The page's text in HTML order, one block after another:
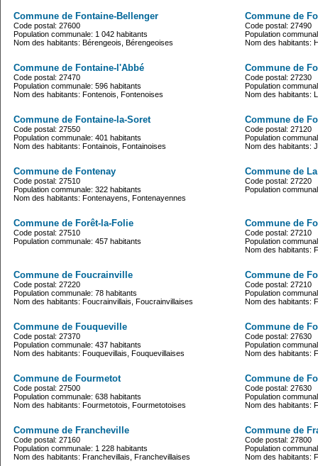
Commune de Fontaine-Bellenger
Code postal: 27600
Population communale: 1 042 habitants
Nom des habitants: Bérengeois, Bérengeoises
Commune de
Code postal: 27490
Population
Nom des habitants:
Commune de Fontaine-l'Abbé
Code postal: 27470
Population communale: 596 habitants
Nom des habitants: Fontenois, Fontenoises
Commune de
Code postal: 27230
Population
Nom des habitants:
Commune de Fontaine-la-Soret
Code postal: 27550
Population communale: 401 habitants
Nom des habitants: Fontainois, Fontainoises
Commune de
Code postal: 27120
Population
Nom des habitants:
Commune de Fontenay
Code postal: 27510
Population communale: 322 habitants
Nom des habitants: Fontenayens, Fontenayennes
Commune de
Code postal: 27220
Population
Commune de Forêt-la-Folie
Code postal: 27510
Population communale: 457 habitants
Commune de
Code postal: 27210
Population
Nom des habitants:
Commune de Foucrainville
Code postal: 27220
Population communale: 78 habitants
Nom des habitants: Foucrainvillais, Foucrainvillaises
Commune de
Code postal: 27210
Population
Nom des habitants:
Commune de Fouqueville
Code postal: 27370
Population communale: 437 habitants
Nom des habitants: Fouquevillais, Fouquevillaises
Commune de
Code postal: 27630
Population
Nom des habitants:
Commune de Fourmetot
Code postal: 27500
Population communale: 638 habitants
Nom des habitants: Fourmetotois, Fourmetotoises
Commune de
Code postal: 27630
Population
Nom des habitants:
Commune de Francheville
Code postal: 27160
Population communale: 1 228 habitants
Nom des habitants: Franchevillais, Franchevillaises
Commune de
Code postal: 27800
Population
Nom des habitants: